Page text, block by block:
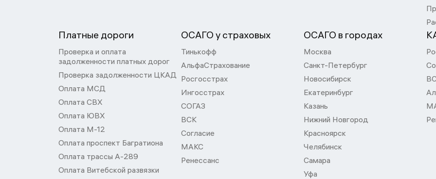
Платные дороги
Проверка и оплата
задолженности платных дорог
Проверка задолженности ЦКАД
Оплата МСД
Оплата СВХ
Оплата ЮВХ
Оплата М-12
Оплата проспект Багратиона
Оплата трассы А-289
Оплата Витебской развязки
ОСАГО у страховых
Тинькофф
АльфаСтрахование
Росгосстрах
Ингосстрах
СОГАЗ
ВСК
Согласие
МАКС
Ренессанс
ОСАГО в городах
Москва
Санкт-Петербург
Новосибирск
Екатеринбург
Казань
Нижний Новгород
Красноярск
Челябинск
Самара
Уфа